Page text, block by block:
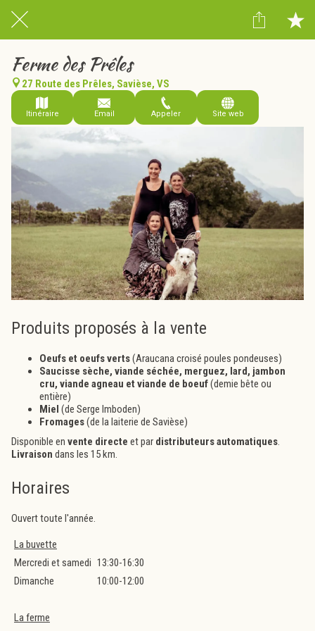
Ferme des Prêles
27 Route des Prêles, Savièse, VS
Itinéraire Email Appeler Site web
Produits proposés à la vente
Oeufs et oeufs verts(Araucana croisé poules pondeuses)
Saucisse sèche, viande séchée, merguez, lard, jambon
cru, viande agneau et viande de boeuf(demie bête ou
entière)
Miel (de Serge Imboden)
Fromages(de la laiterie de Savièse)
Disponible en vente directe et par distributeurs automatiques.
Livraison dans les 15 km.
Horaires
Ouvert toute l'année.
La buvette
Mercredi et samedi 13:30-16:30
Dimanche
10:00-12:00
La ferme